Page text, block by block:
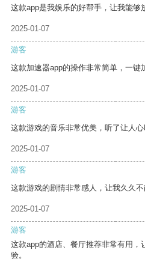
这款app是我娱乐的好帮手，让我能够
2025-01-07
游客
这款加速器app的操作非常简单，一键
2025-01-07
游客
这款游戏的音乐非常优美，听了让人心
2025-01-07
游客
这款游戏的剧情非常感人，让我久久不
2025-01-07
游客
这款app的酒店、餐厅推荐非常有用，
验。